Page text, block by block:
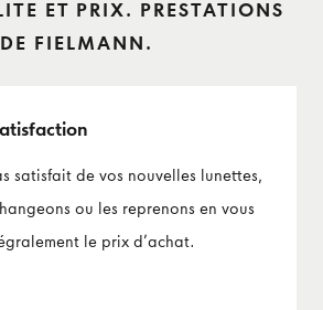
ET PRIX. PRESTATIONS
DE FIELMANN.
satisfait de vos nouvelles lunettes,
ou les reprenons en vous
le prix d’achat.